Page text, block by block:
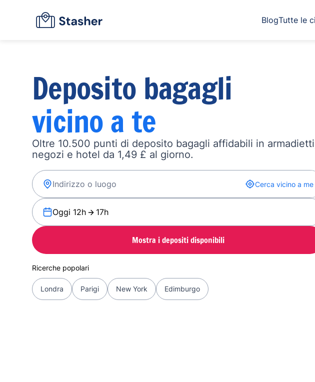
BlogTutte le
Deposito bagagli
vicino a te
Oltre 10.500 punti di deposito bagagli affidabili in
negozi e hotel da 1,49 £ al giorno.
Cerca vicino a me
Oggi 12h 17h
Mostra i depositi disponibili
Ricerche popolari
Londra Parigi New York Edimburgo